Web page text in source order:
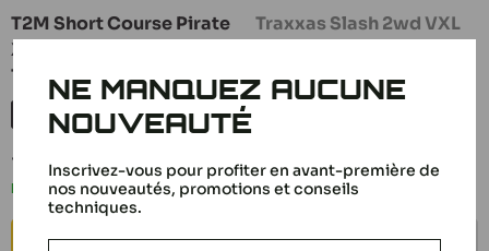
T2M Short Course Pirate
X-SC Brushless RTR
T4978
Orange
Vert
Prix
réduit
399,90 €
En stock
CHOISIR OPTIONS
Traxxas Slash 2wd VXL
74
réduit
Bientôt de retour
BIENTÔT DE RETOUR
NE MANQUEZ AUCUNE
NOUVEAUTÉ
Inscrivez-vous pour profiter en avant-première de
nos nouveautés, promotions et conseils
techniques.